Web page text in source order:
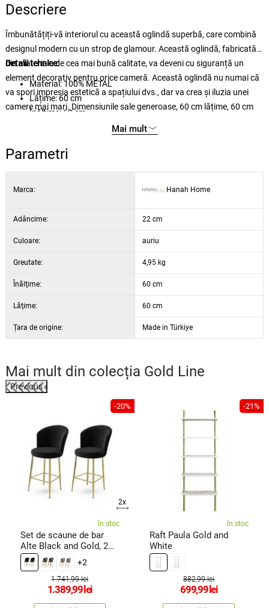
Descriere
Îmbunătățiți-vă interiorul cu această oglindă superbă, care combină
designul modern cu un strop de glamour. Această oglindă, fabricată
din materiale de cea mai bună calitate, va deveni cu siguranță un
element decorativ pentru orice cameră. Această oglindă nu numai că
va spori impresia estetică a spațiului dvs., dar va crea și iluzia unei
camere mai mari. Dimensiunile sale generoase, 60 cm lățime, 60 cm
orice perete. Datorită faptului că această oglindă reflectă lumina și
extinde spațiul vizual, camera dvs. va părea mai deschisă și mai
livrată complet asamblată, astfel încât să vă puteți bucura de
frumusețea ei imediat după ce o scoateți din cutie.
Detalii tehnice:
Material: 100% METAL
Lățime: 60 cm
Înălțime: 60 cm
Mai mult
Parametri
Marca: Hanah Home
Adâncime: 22 cm
Culoare: auriu
Greutate: 4,95 kg
Înălţime: 60 cm
Lăţime: 60 cm
Țara de origine: Made in Türkiye
Mai mult din colecția Gold Line
Previous
-20%
2x
în stoc
Set de scaune de bar
Alte Black and Gold, 2
buc.
+2
1.741,99 lei
1.389,99lei
-21%
în stoc
Raft Paula Gold and
White
882,99 lei
699,99lei